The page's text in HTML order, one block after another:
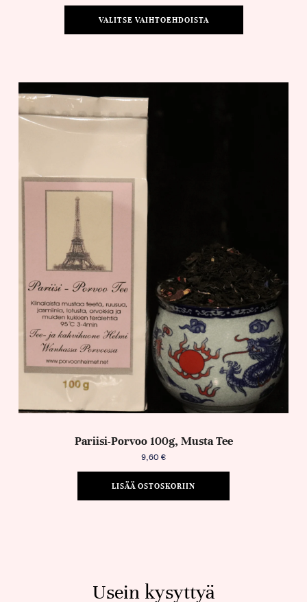
VALITSE VAIHTOEHDOISTA
Pariisi-Porvoo 100g, Musta Tee
9,60 €
LISÄÄ OSTOSKORIIN
Usein kysyttyä